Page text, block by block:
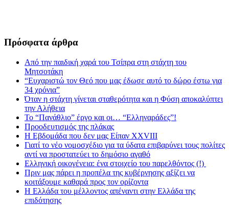
Πρόσφατα άρθρα
Από την παιδική χαρά του Τσίπρα στη στάχτη του
Μητσοτάκη
“Ευχαριστώ τον Θεό που μας έδωσε αυτό το δώρο έστω για
34 χρόνια”
Όταν η στάχτη γίνεται σταθερότητα και η Φύση αποκαλύπτει
την Αλήθεια
Το “Πανάθλιο” έργο και οι… “Ελληναράδες”!
Προοδευτισμός της πλάκας
Η Εβδομάδα που δεν μας Είπαν XXVIII
Γιατί το νέο νομοσχέδιο για τα ύδατα επιβαρύνει τους πολίτες
αντί να προστατεύει το δημόσιο αγαθό
Ελληνική οικογένεια: ένα στοιχείο του παρελθόντος (!)
Πριν μας πάρει η προπέλα της κυβέρνησης αξίζει να
κοιτάξουμε καθαρά προς τον ορίζοντα
Η Ελλάδα του μέλλοντος απέναντι στην Ελλάδα της
επιδότησης